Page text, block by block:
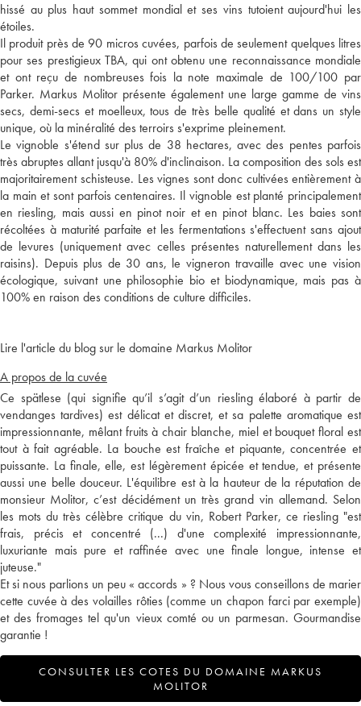
hissé au plus haut sommet mondial et ses vins tutoient aujourd'hui les
étoiles.
Il produit près de 90 micros cuvées, parfois de seulement quelques litres
pour ses prestigieux TBA, qui ont obtenu une reconnaissance mondiale
et ont reçu de nombreuses fois la note maximale de 100/100 par
Parker. Markus Molitor présente également une large gamme de vins
secs, demi-secs et moelleux, tous de très belle qualité et dans un style
unique, où la minéralité des terroirs s'exprime pleinement.
Le vignoble s'étend sur plus de 38 hectares, avec des pentes parfois
très abruptes allant jusqu'à 80% d'inclinaison. La composition des sols est
majoritairement schisteuse. Les vignes sont donc cultivées entièrement à
la main et sont parfois centenaires. Il vignoble est planté principalement
en riesling, mais aussi en pinot noir et en pinot blanc. Les baies sont
récoltées à maturité parfaite et les fermentations s'effectuent sans ajout
de levures (uniquement avec celles présentes naturellement dans les
raisins). Depuis plus de 30 ans, le vigneron travaille avec une vision
écologique, suivant une philosophie bio et biodynamique, mais pas à
100% en raison des conditions de culture difficiles.
Lire l'article du blog sur le domaine Markus Molitor
A propos de la cuvée
Ce spätlese (qui signifie qu’il s’agit d’un riesling élaboré à partir de
vendanges tardives) est délicat et discret, et sa palette aromatique est
impressionnante, mêlant fruits à chair blanche, miel et bouquet floral est
tout à fait agréable. La bouche est fraîche et piquante, concentrée et
puissante. La finale, elle, est légèrement épicée et tendue, et présente
aussi une belle douceur. L'équilibre est à la hauteur de la réputation de
monsieur Molitor, c’est décidément un très grand vin allemand. Selon
les mots du très célèbre critique du vin, Robert Parker, ce riesling "est
frais, précis et concentré (...) d'une complexité impressionnante,
luxuriante mais pure et raffinée avec une finale longue, intense et
juteuse."
Et si nous parlions un peu « accords » ? Nous vous conseillons de marier
cette cuvée à des volailles rôties (comme un chapon farci par exemple)
et des fromages tel qu'un vieux comté ou un parmesan. Gourmandise
garantie !
CONSULTER LES COTES DU DOMAINE MARKUS
MOLITOR